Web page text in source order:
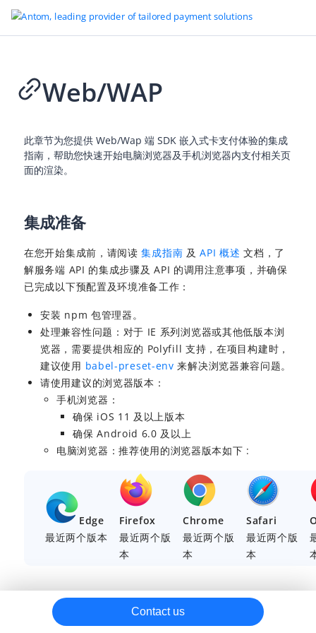
Go to Homepage
概述
APO 支付方式
支付
Checkout page 集成
API 集成
SDK 集成
授权支付
银行卡支付
SDK 集成
浮层式支付体验
嵌入式支付体验
Web/WAP
Android
APM 支付
EDC 支付
接收通知
Web/WAP
此章节为您提供 Web/Wap 端 SDK 嵌入式卡支付体验的集成
指南，帮助您快速开始电脑浏览器及手机浏览器内支付相关页
面的渲染。
集成准备
在您开始集成前，请阅读集成指南 及API 概述 文档，了
解服务端 API 的集成步骤及 API 的调用注意事项，并确保
已完成以下预配置及环境准备工作：
安装 npm 包管理器。
处理兼容性问题：对于 IE 系列浏览器或其他低版本浏
览器，需要提供相应的 Polyfill 支持，在项目构建时，
建议使用 babel-preset-env 来解决浏览器兼容问题。
请使用建议的浏览器版本：
手机浏览器：
确保 iOS 11 及以上版本
确保 Android 6.0 及以上
电脑浏览器：推荐使用的浏览器版本如下 :
Edge
最近两个版本
Firefox
最近两个版
本
Chrome
最近两个版
本
Safari
最近两个版
本
关键集成步骤 Contact us